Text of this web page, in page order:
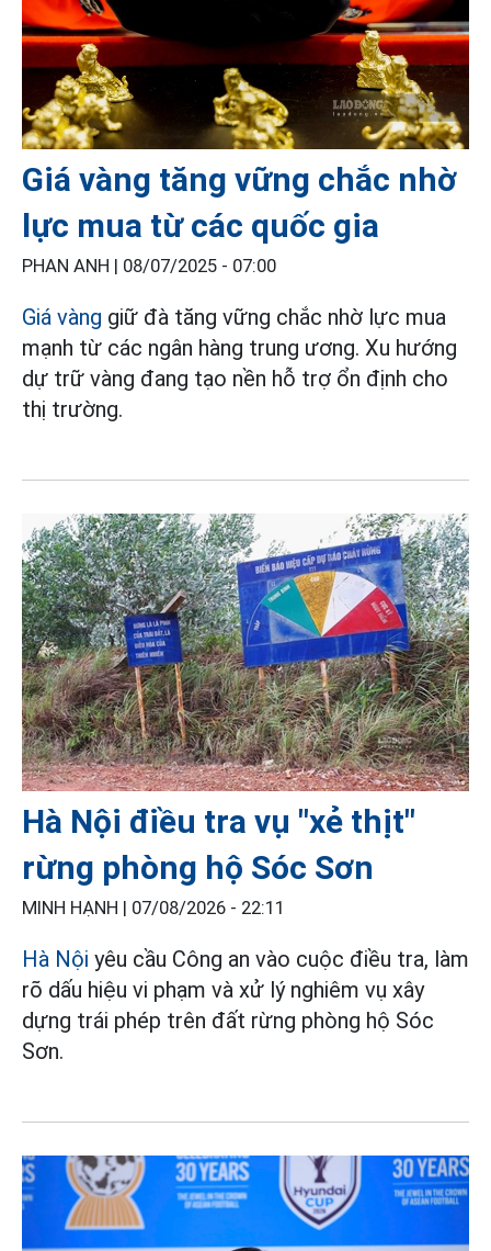
Giá vàng tăng vững chắc nhờ
lực mua từ các quốc gia
PHAN ANH | 08/07/2025 - 07:00
Giá vàng giữ đà tăng vững chắc nhờ lực mua
mạnh từ các ngân hàng trung ương. Xu hướng
dự trữ vàng đang tạo nền hỗ trợ ổn định cho
thị trường.
Hà Nội điều tra vụ "xẻ thịt"
rừng phòng hộ Sóc Sơn
MINH HẠNH | 07/08/2026 - 22:11
Hà Nội yêu cầu Công an vào cuộc điều tra, làm
rõ dấu hiệu vi phạm và xử lý nghiêm vụ xây
dựng trái phép trên đất rừng phòng hộ Sóc
Sơn.